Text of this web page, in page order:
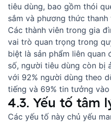
tiêu dùng, bao gồm thói
sắm và phương thức thanh
Các thành viên trong gia
vai trò quan trọng trong
biệt là sản phẩm liên quan
số, người tiêu dùng còn bị
với 92% người dùng theo
tiếng và 69% tin tưởng
4.3. Yếu tố tâm
Các yếu tố này chủ yếu